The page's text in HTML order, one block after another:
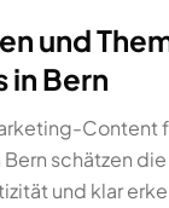
und
in Bern
Content
Bern schätzen
und klar